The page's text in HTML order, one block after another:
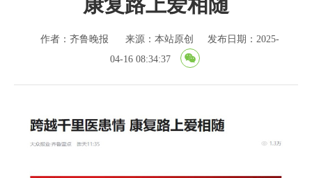
作者：齐鲁晚报 来源：本站原创
发布日期：2025-
04-16 08:34:37